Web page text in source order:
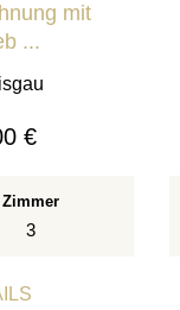
mit
...
€
Zimmer
3